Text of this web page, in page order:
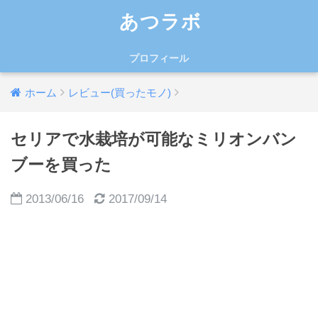
あつラボ
プロフィール
ホーム レビュー(買ったモノ)
セリアで水栽培が可能なミリオンバン
ブーを買った
2013/06/16 2017/09/14